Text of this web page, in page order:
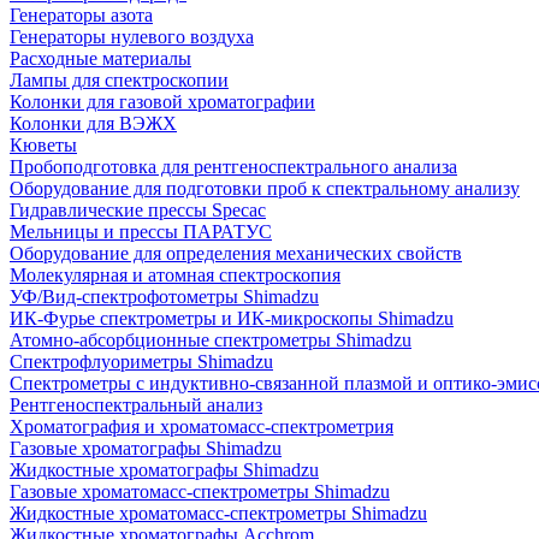
Генераторы азота
Генераторы нулевого воздуха
Расходные материалы
Лампы для спектроскопии
Колонки для газовой хроматографии
Колонки для ВЭЖХ
Кюветы
Пробоподготовка для рентгеноспектрального анализа
Оборудование для подготовки проб к спектральному анализу
Гидравлические прессы Specac
Мельницы и прессы ПАРАТУС
Оборудование для определения механических свойств
Молекулярная и атомная спектроскопия
УФ/Вид-спектрофотометры Shimadzu
ИК-Фурье спектрометры и ИК-микроскопы Shimadzu
Атомно-абсорбционные спектрометры Shimadzu
Спектрофлуориметры Shimadzu
Спектрометры с индуктивно-связанной плазмой и оптико-
Рентгеноспектральный анализ
Хроматография и хроматомасс-спектрометрия
Газовые хроматографы Shimadzu
Жидкостные хроматографы Shimadzu
Газовые хроматомасс-спектрометры Shimadzu
Жидкостные хроматомасс-спектрометры Shimadzu
Жидкостные хроматографы Acchrom